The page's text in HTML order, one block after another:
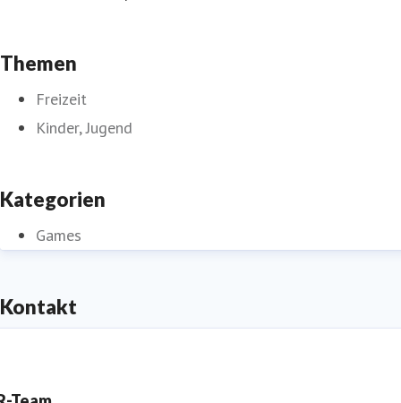
Themen
Freizeit
Kinder, Jugend
Kategorien
Games
Kontakt